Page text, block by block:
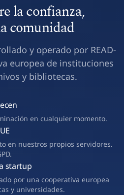
la confianza,
comunidad
y operado por READ-
europea de instituciones
y bibliotecas.
en cualquier momento.
en nuestros propios servidores.
startup
por una cooperativa europea
y universidades.